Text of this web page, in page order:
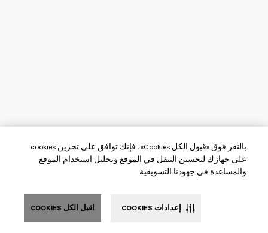
بالنقر فوق «قبول الكل Cookies»، فإنك توافق على تخزين cookies
على جهازك لتحسين التنقل في الموقع وتحليل استخدام الموقع
والمساعدة في جهودنا التسويقية.
اقبل الكل COOKIES إعدادات COOKIES